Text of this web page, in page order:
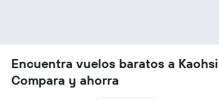
Encuentra vuelos baratos a
Compara y ahorra